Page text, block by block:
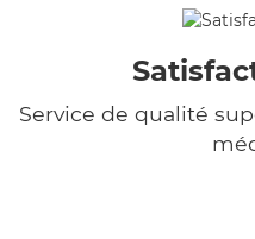
Service de qualité